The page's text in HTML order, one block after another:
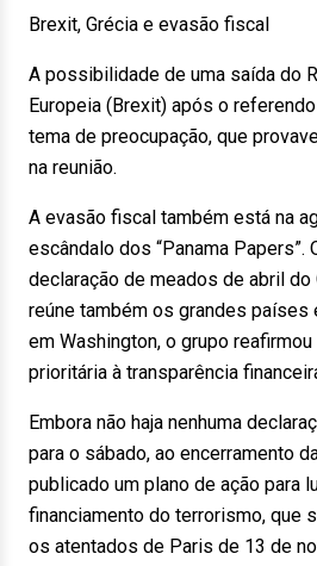
Brexit, Grécia e evasão fiscal
A possibilidade de uma saída do
Europeia (Brexit) após o
tema de preocupação, que
na reunião.
A evasão fiscal também está na
escândalo dos “Panama Papers”.
declaração de meados de abril do
reúne também os grandes países
em Washington, o grupo reafirmou
prioritária à transparência
Embora não haja nenhuma
para o sábado, ao encerramento
publicado um plano de ação para
financiamento do terrorismo, que
os atentados de Paris de 13 de